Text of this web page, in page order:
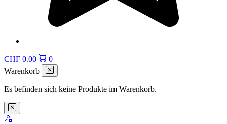
CHF 0.00
0
Warenkorb
Es befinden sich keine Produkte im Warenkorb.